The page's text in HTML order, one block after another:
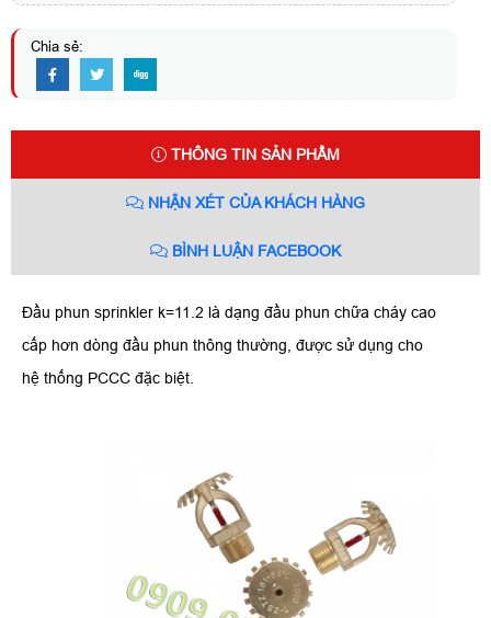
Chia sẻ:
THÔNG TIN SẢN PHẨM
NHẬN XÉT CỦA KHÁCH HÀNG
BÌNH LUẬN FACEBOOK
Đầu phun sprinkler k=11.2 là dạng đầu phun chữa cháy cao
cấp hơn dòng đầu phun thông thường, được sử dụng cho
hệ thống PCCC đặc biệt.